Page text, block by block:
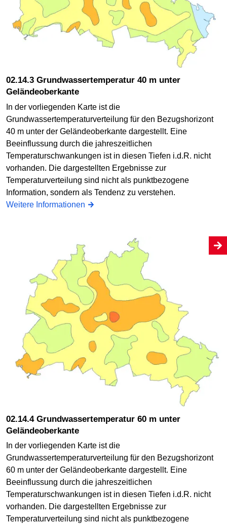
02.14.3 Grundwassertemperatur 40 m unter
Geländeoberkante
In der vorliegenden Karte ist die
Grundwassertemperaturverteilung für den Bezugshorizont
40 m unter der Geländeoberkante dargestellt. Eine
Beeinflussung durch die jahreszeitlichen
Temperaturschwankungen ist in diesen Tiefen i.d.R. nicht
vorhanden. Die dargestellten Ergebnisse zur
Temperaturverteilung sind nicht als punktbezogene
Information, sondern als Tendenz zu verstehen.
Weitere Informationen
02.14.4 Grundwassertemperatur 60 m unter
Geländeoberkante
In der vorliegenden Karte ist die
Grundwassertemperaturverteilung für den Bezugshorizont
60 m unter der Geländeoberkante dargestellt. Eine
Beeinflussung durch die jahreszeitlichen
Temperaturschwankungen ist in diesen Tiefen i.d.R. nicht
vorhanden. Die dargestellten Ergebnisse zur
Temperaturverteilung sind nicht als punktbezogene